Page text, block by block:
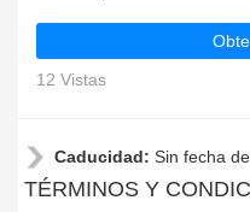
12 Vistas
Caducidad: Sin fecha
TÉRMINOS Y